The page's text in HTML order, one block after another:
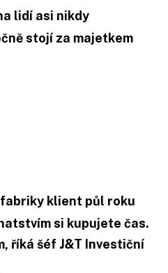
lidí asi nikdy
stojí za majetkem
klient půl roku
si kupujete čas.
říká šéf J&T Investiční